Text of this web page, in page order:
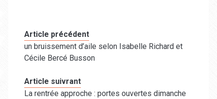
Article précédent
un bruissement d’aile selon Isabelle Richard et
Cécile Bercé Busson
Article suivrant
La rentrée approche : portes ouvertes dimanche